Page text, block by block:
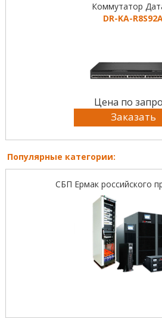
Коммутатор
DR-KА-
Цена по
Заказать
Популярные категории:
СБП Ермак российского